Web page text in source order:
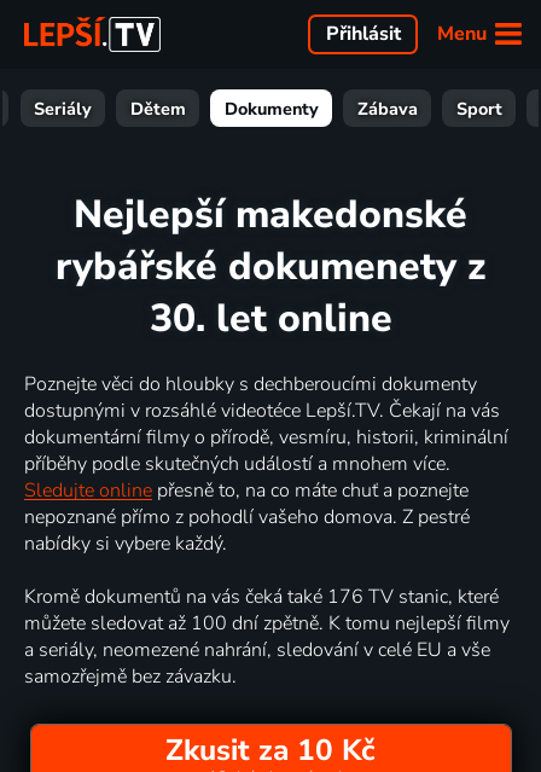
Menu
Přihlásit
Seriály Dětem Dokumenty Zábava Sport
Nejlepší makedonské
rybářské dokumenety z
30. let online
Poznejte věci do hloubky s dechberoucími dokumenty
dostupnými v rozsáhlé videotéce Lepší.TV. Čekají na vás
dokumentární filmy o přírodě, vesmíru, historii, kriminální
příběhy podle skutečných událostí a mnohem více.
Sledujte online přesně to, na co máte chuť a poznejte
nepoznané přímo z pohodlí vašeho domova. Z pestré
nabídky si vybere každý.
Kromě dokumentů na vás čeká také 176 TV stanic, které
můžete sledovat až 100 dní zpětně. K tomu nejlepší filmy
a seriály, neomezené nahrání, sledování v celé EU a vše
samozřejmě bez závazku.
Zkusit za 10 Kč